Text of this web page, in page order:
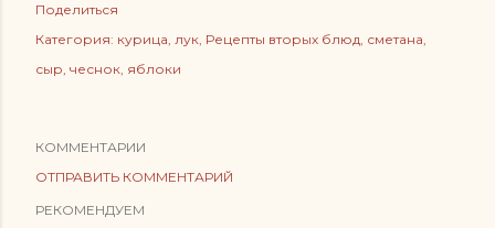
Поделиться
Категория: курица лук Рецепты вторых блюд сметана
сыр чеснок яблоки
КОММЕНТАРИИ
ОТПРАВИТЬ КОММЕНТАРИЙ
РЕКОМЕНДУЕМ